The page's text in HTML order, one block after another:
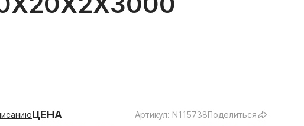
ЦЕНА Артикул: N115738Поделиться